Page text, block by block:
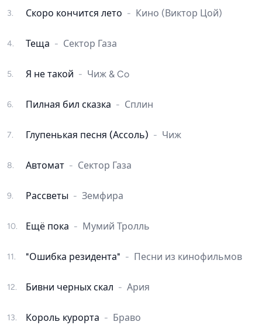
3. Скоро кончится лето - Кино (Виктор Цой)
4. Теща - Сектор Газа
5. Я не такой - Чиж & Co
6. Пилная бил сказка - Сплин
7. Глупенькая песня (Ассоль) - Чиж
8. Автомат - Сектор Газа
9. Рассветы - Земфира
10. Ещё пока - Мумий Тролль
11. "Ошибка резидента" - Песни из кинофильмов
12. Бивни черных скал - Ария
13. Король курорта - Браво